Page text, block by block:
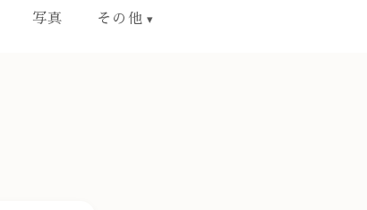
写真 その他